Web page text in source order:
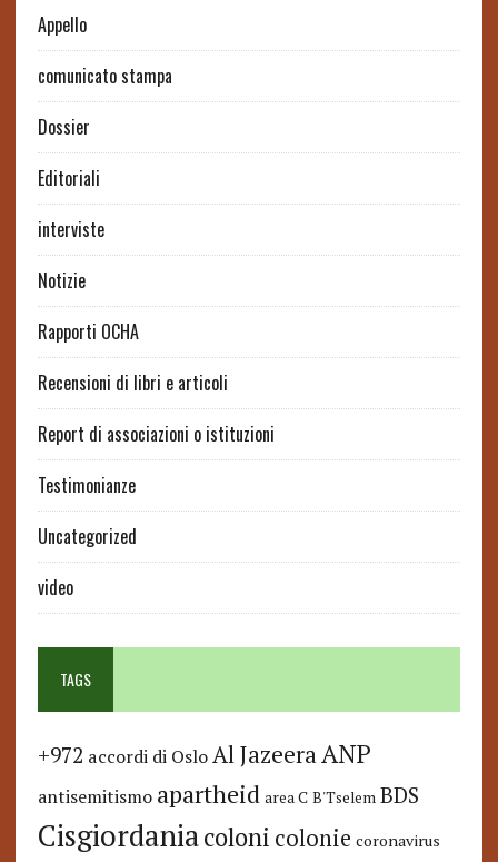
Appello
comunicato stampa
Dossier
Editoriali
interviste
Notizie
Rapporti OCHA
Recensioni di libri e articoli
Report di associazioni o istituzioni
Testimonianze
Uncategorized
video
TAGS
+972 accordi di Oslo Al JazeeraANP
antisemitismo apartheid area C B'Tselem BDS
Cisgiordaniacoloni colonie coronavirus